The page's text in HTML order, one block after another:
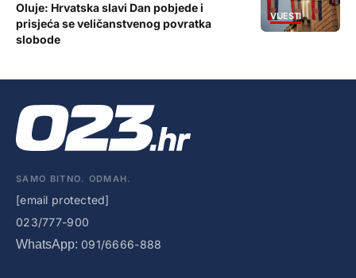
VIJESTI
Oluje: Hrvatska slavi Dan pobjede i
prisjeća se veličanstvenog povratka
slobode
SAMO BITNO. ODMAH.
[email protected]
023/777-900
WhatsApp: 091/6666-888